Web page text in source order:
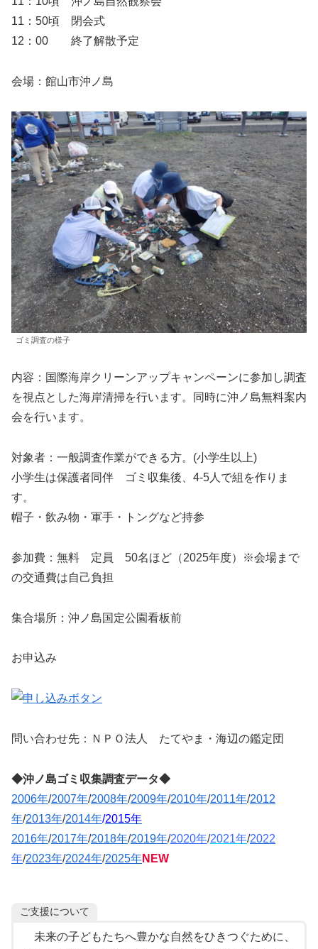
11：50頃 閉会式
12：00 終了解散予定
会場：館山市沖ノ島
ゴミ調査の様子
内容：国際海岸クリーンアップキャンペーンに参加し調査
を視点とした海岸清掃を行います。同時に沖ノ島無料案内
会を行います。
対象者：一般調査作業ができる方。(小学生以上)
小学生は保護者同伴 ゴミ収集後、4-5人で組を作りま
す。
帽子・飲み物・軍手・トングなど持参
参加費：無料 定員 50名ほど（2025年度）※会場まで
の交通費は自己負担
集合場所：沖ノ島国定公園看板前
お申込み
問い合わせ先：ＮＰＯ法人 たてやま・海辺の鑑定団
◆沖ノ島ゴミ収集調査データ◆
2006年/2007年/2008年/2009年/2010年/2011年/2012
年/2013年/2014年/2015年
2016年/2017年/2018年/2019年/2020年/2021年/2022
年/2023年/2024年/2025年NEW
ご支援について
未来の子どもたちへ豊かな自然をひきつぐために、